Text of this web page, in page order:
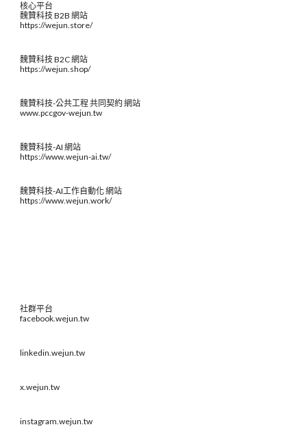
核心平台
魏贊科技 B2B 網站
https://wejun.store/
魏贊科技 B2C 網站
https://wejun.shop/
魏贊科技-公共工程 共同契約 網站
www.pccgov-wejun.tw
魏贊科技-AI 網站
https://www.wejun-ai.tw/
魏贊科技-AI工作自動化 網站
https://www.wejun.work/
社群平台
facebook.wejun.tw
linkedin.wejun.tw
x.wejun.tw
instagram.wejun.tw